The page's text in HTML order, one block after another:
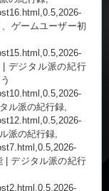
ゲームユーザー初
| デジタル派の紀行
ル派の紀行録,
派の紀行録,
| デジタル派の紀行